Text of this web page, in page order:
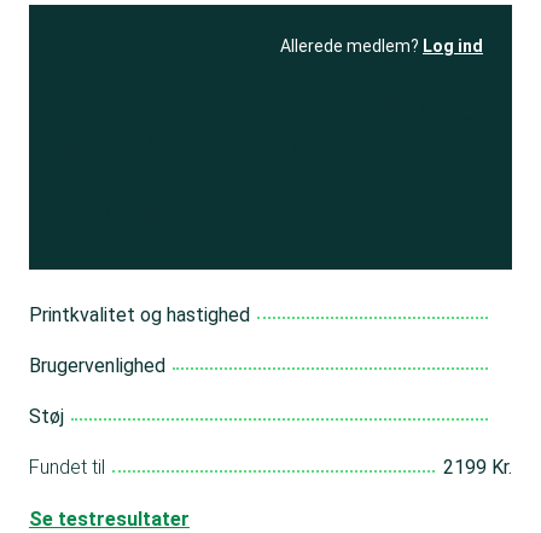
Allerede medlem? Log ind
Printkvalitet og hastighed
Brugervenlighed
Støj
Fundet til 2199 Kr.
Se testresultater